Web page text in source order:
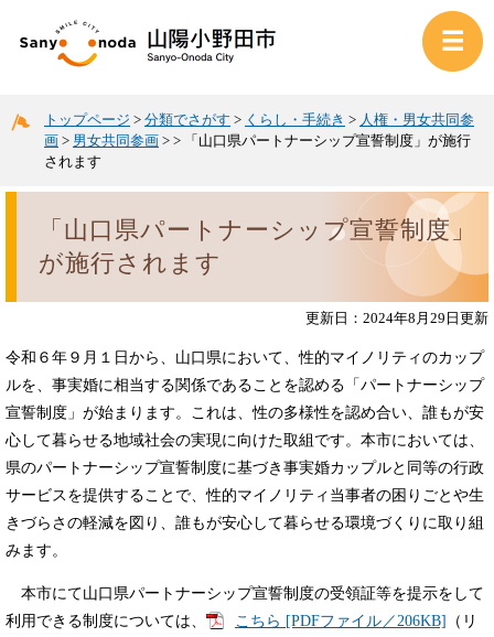
トップページ > 分類でさがす > くらし・手続き > 人権・男女共同参
画 > 男女共同参画 > >
「山口県パートナーシップ宣誓制度」が施行
されます
「山口県パートナーシップ宣誓制度」
が施行されます
更新日：2024年8月29日更新
令和６年９月１日から、山口県において、性的マイノリティのカップ
ルを、事実婚に相当する関係であることを認める「パートナーシップ
宣誓制度」が始まります。これは、性の多様性を認め合い、誰もが安
心して暮らせる地域社会の実現に向けた取組です。本市においては、
県のパートナーシップ宣誓制度に基づき事実婚カップルと同等の行政
サービスを提供することで、性的マイノリティ当事者の困りごとや生
きづらさの軽減を図り、誰もが安心して暮らせる環境づくりに取り組
みます。
本市にて山口県パートナーシップ宣誓制度の受領証等を提示をして
利用できる制度については、
こちら [PDFファイル／206KB]
（リ